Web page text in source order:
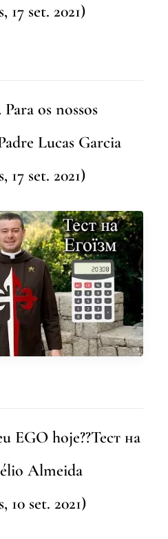
17 set. 2021)
os nossos
Lucas Garcia
17 set. 2021)
EGO hoje??Тест на
Almeida
10 set. 2021)